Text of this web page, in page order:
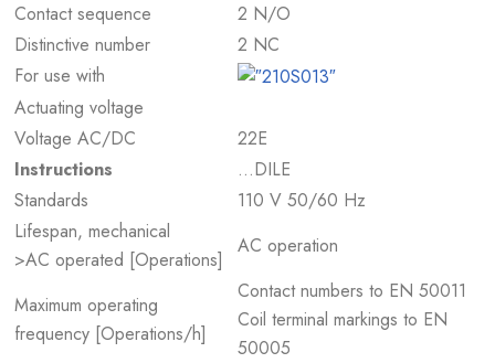
Contact sequence
2 N/O
Distinctive number
2 NC
For use with
Actuating voltage
Voltage AC/DC
22E
Instructions
…DILE
Standards
110 V 50/60 Hz
Lifespan, mechanical
>AC operated [Operations]
AC operation
Maximum operating
frequency [Operations/h]
Contact numbers to EN 50011
Coil terminal markings to EN
50005